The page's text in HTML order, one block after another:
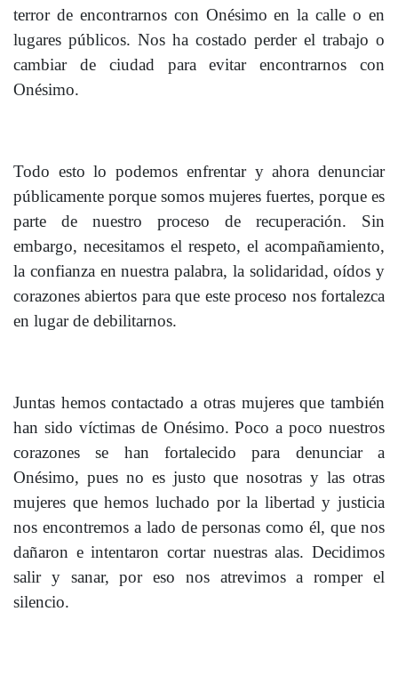
terror de encontrarnos con Onésimo en la calle o en
lugares públicos. Nos ha costado perder el trabajo o
cambiar de ciudad para evitar encontrarnos con
Onésimo.
Todo esto lo podemos enfrentar y ahora denunciar
públicamente porque somos mujeres fuertes, porque es
parte de nuestro proceso de recuperación. Sin
embargo, necesitamos el respeto, el acompañamiento,
la confianza en nuestra palabra, la solidaridad, oídos y
corazones abiertos para que este proceso nos fortalezca
en lugar de debilitarnos.
Juntas hemos contactado a otras mujeres que también
han sido víctimas de Onésimo. Poco a poco nuestros
corazones se han fortalecido para denunciar a
Onésimo, pues no es justo que nosotras y las otras
mujeres que hemos luchado por la libertad y justicia
nos encontremos a lado de personas como él, que nos
dañaron e intentaron cortar nuestras alas. Decidimos
salir y sanar, por eso nos atrevimos a romper el
silencio.